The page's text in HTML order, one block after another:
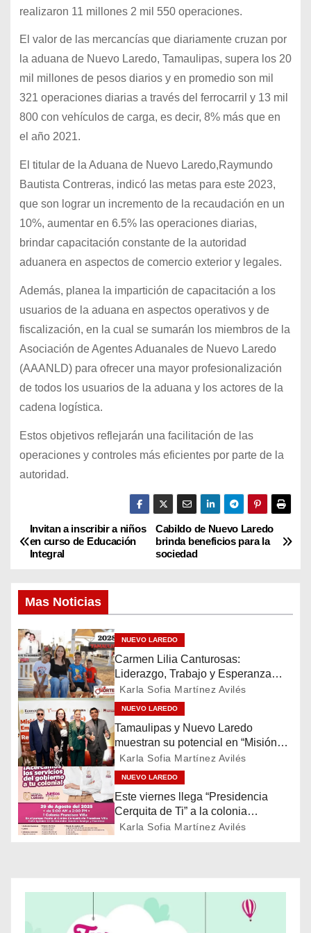
realizaron 11 millones 2 mil 550 operaciones.
El valor de las mercancías que diariamente cruzan por
la aduana de Nuevo Laredo, Tamaulipas, supera los 20
mil millones de pesos diarios y en promedio son mil
321 operaciones diarias a través del ferrocarril y 13 mil
800 con vehículos de carga, es decir, 8% más que en
el año 2021.
El titular de la Aduana de Nuevo Laredo,Raymundo
Bautista Contreras, indicó las metas para este 2023,
que son lograr un incremento de la recaudación en un
10%, aumentar en 6.5% las operaciones diarias,
brindar capacitación constante de la autoridad
aduanera en aspectos de comercio exterior y legales.
Además, planea la impartición de capacitación a los
usuarios de la aduana en aspectos operativos y de
fiscalización, en la cual se sumarán los miembros de la
Asociación de Agentes Aduanales de Nuevo Laredo
(AAANLD) para ofrecer una mayor profesionalización
de todos los usuarios de la aduana y los actores de la
cadena logística.
Estos objetivos reflejarán una facilitación de las
operaciones y controles más eficientes por parte de la
autoridad.
N
a
v
e
g
a
c
i
ó
n
d
e
Cabildo de Nuevo Laredo
brinda beneficios para la
sociedad
Invitan a inscribir a niños
en curso de Educación
Integral
Mas Noticias
NUEVO LAREDO
Carmen Lilia Canturosas:
Liderazgo, Trabajo y Esperanza
para el Futuro de Tamaulipas
Karla Sofia Martínez Avilés
NUEVO LAREDO
Tamaulipas y Nuevo Laredo
muestran su potencial en “Misión
Comercial Empresas de Estados
Unidos y Canadá”
Karla Sofia Martínez Avilés
NUEVO LAREDO
Este viernes llega “Presidencia
Cerquita de Ti” a la colonia
Francisco Villa
Karla Sofia Martínez Avilés